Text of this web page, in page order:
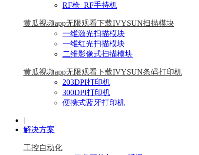
RF枪_RF手持机
黄瓜视频app无限观看下载IVYSUN扫描模块
一维激光扫描模块
一维红光扫描模块
二维影像式扫描模块
黄瓜视频app无限观看下载IVYSUN条码打印机
203DPI打印机
300DPI打印机
便携式蓝牙打印机
|
解决方案
工控自动化